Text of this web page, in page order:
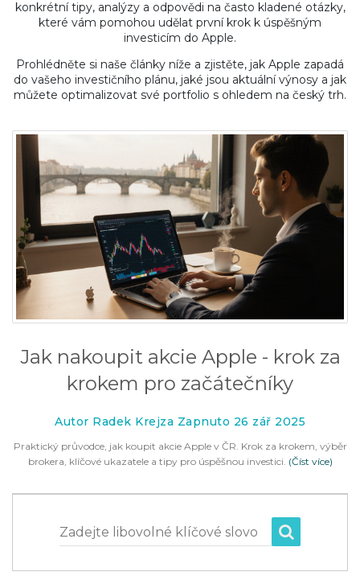
konkrétní tipy, analýzy a odpovědi na často kladené otázky,
které vám pomohou udělat první krok k úspěšným
investicím do Apple.
Prohlédněte si naše články níže a zjistěte, jak Apple zapadá
do vašeho investičního plánu, jaké jsou aktuální výnosy a jak
můžete optimalizovat své portfolio s ohledem na český trh.
Jak nakoupit akcie Apple - krok za
krokem pro začátečníky
Autor Radek Krejza Zapnuto 26 zář 2025
Praktický průvodce, jak koupit akcie Apple v ČR. Krok za krokem, výběr
brokera, klíčové ukazatele a tipy pro úspěšnou investici. (Číst více)
Zadejte libovolné klíčové slovo